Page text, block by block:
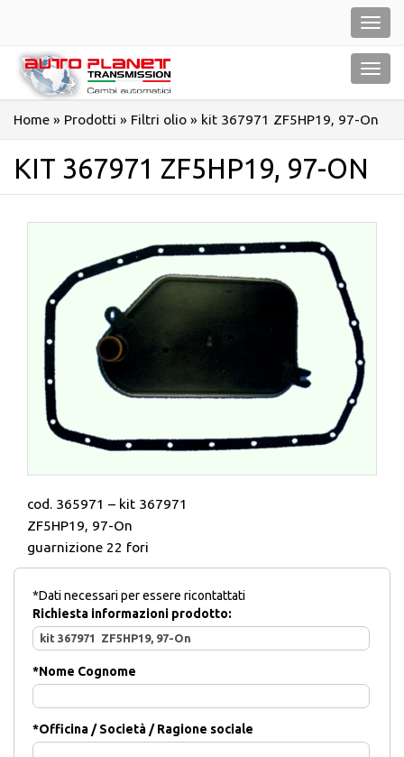
Home » Prodotti » Filtri olio » kit 367971 ZF5HP19, 97-On
KIT 367971 ZF5HP19, 97-ON
cod. 365971 – kit 367971
ZF5HP19, 97-On
guarnizione 22 fori
*Dati necessari per essere ricontattati
Richiesta informazioni prodotto:
*Nome Cognome
*Officina / Società / Ragione sociale